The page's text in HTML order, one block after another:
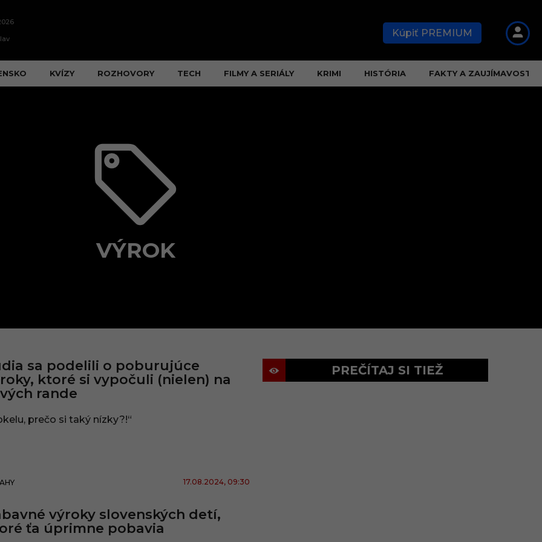
Kúpiť PREMIUM
KVÍZY ROZHOVORY TECH FILMY A SERIÁLY KRIMI HISTÓRIA FAKTY A ZAUJÍMAVOSTI
VÝROK
sa podelili o poburujúce
ktoré si vypočuli (nielen) na
rande
prečo si taký nízky?!“
17.08.2024, 09:30
výroky slovenských detí,
ťa úprimne pobavia
PREČÍTAJ SI TIEŽ